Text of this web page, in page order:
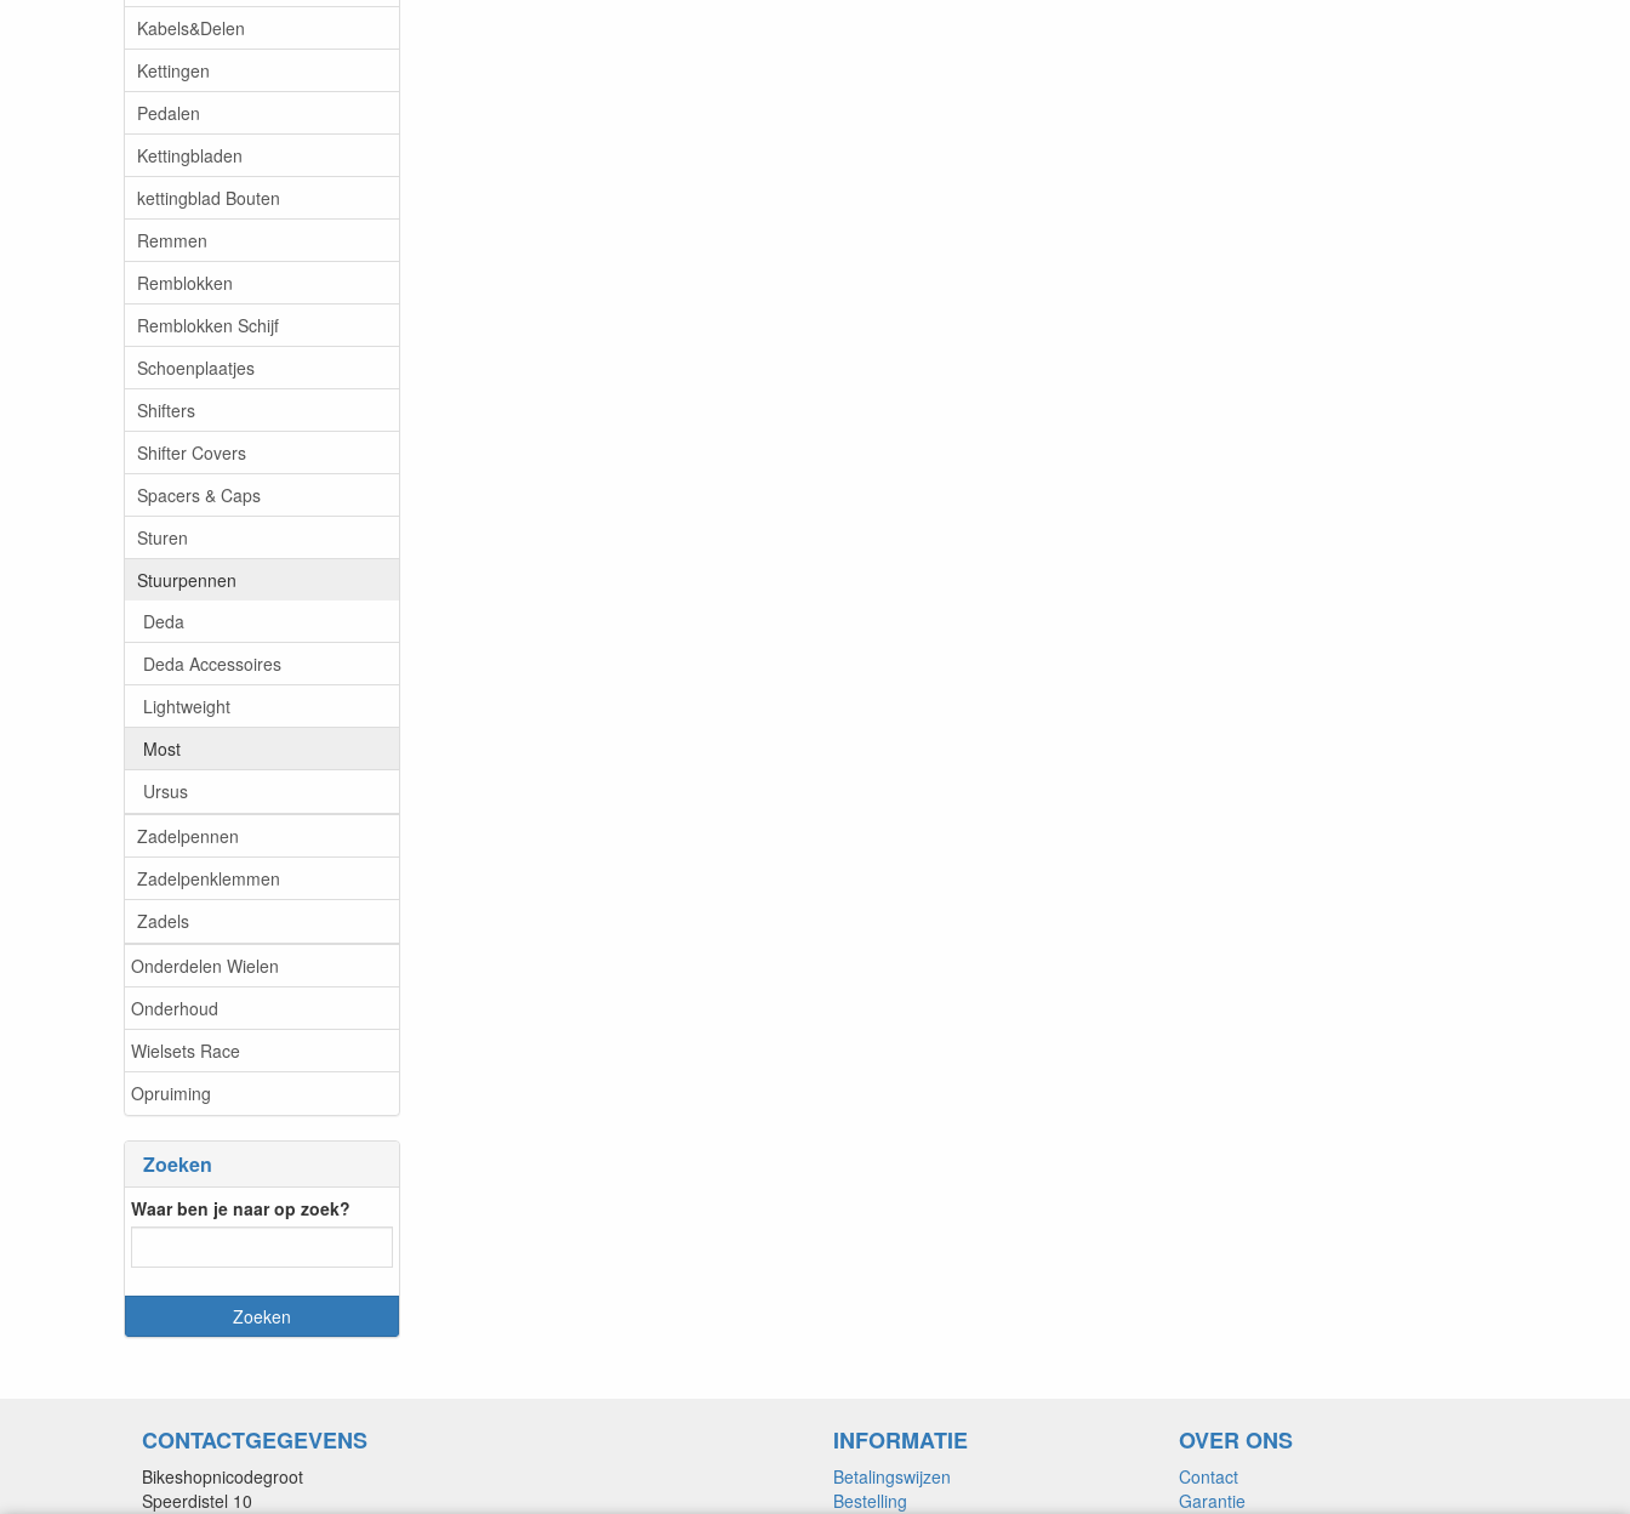
Kabels&Delen
Kettingen
Pedalen
Kettingbladen
kettingblad Bouten
Remmen
Remblokken
Remblokken Schijf
Schoenplaatjes
Shifters
Shifter Covers
Spacers & Caps
Sturen
Stuurpennen
Deda
Deda Accessoires
Lightweight
Most
Ursus
Zadelpennen
Zadelpenklemmen
Zadels
Onderdelen Wielen
Onderhoud
Wielsets Race
Opruiming
Zoeken
Waar ben je naar op zoek?
CONTACTGEGEVENS
Bikeshopnicodegroot
Speerdistel 10
INFORMATIE
Betalingswijzen
Bestelling
OVER ONS
Contact
Garantie